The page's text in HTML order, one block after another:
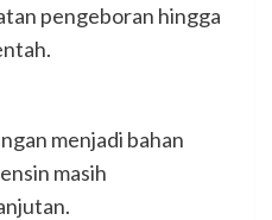
pengeboran hingga
menjadi bahan
masih